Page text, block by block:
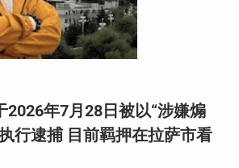
2026年7月28日被以“涉嫌煽
行逮捕 目前羁押在拉萨市看